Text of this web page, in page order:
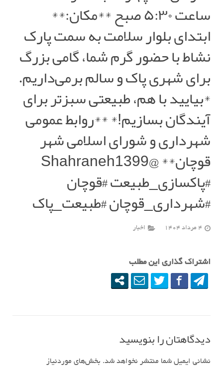
ساعت ۵:۳۰ صبح **مکان:**
ابتدای بلوار سلامت به سمت پارک
نشاط با حضور گرم شما، گامی بزرگ
برای شهری پاک و سالم برمی‌داریم.
*بیایید با هم، طبیعتی سبزتر برای
آیندگان بسازیم!* **روابط عمومی
شهرداری و شورای اسلامی شهر
قوچان** @Shahraneh1399
#پاکسازی_طبیعت #قوچان
#شهرداری_قوچان #طبیعت_پاک
4 مرداد 1404 اخبار
اشتراک گذاری این مطلب
دیدگاهتان را بنویسید
نشانی ایمیل شما منتشر نخواهد شد. بخش‌های موردنیاز